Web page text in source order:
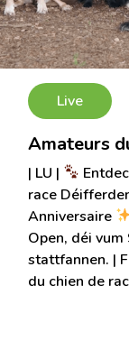
Live
Amateurs
| LU |
race
Anniversaire
Open, déi
stattfannen. |
du chien de